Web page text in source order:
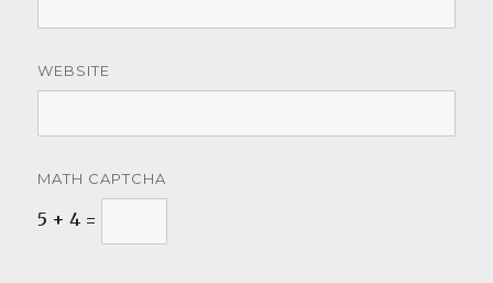
WEBSITE
MATH CAPTCHA
5 + 4 =